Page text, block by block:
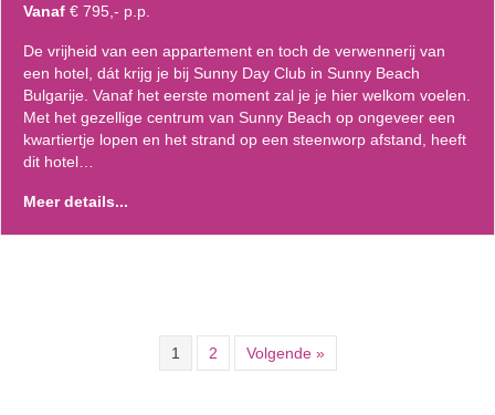
Vanaf € 795,- p.p.
De vrijheid van een appartement en toch de verwennerij van
een hotel, dát krijg je bij Sunny Day Club in Sunny Beach
Bulgarije. Vanaf het eerste moment zal je je hier welkom voelen.
Met het gezellige centrum van Sunny Beach op ongeveer een
kwartiertje lopen en het strand op een steenworp afstand, heeft
dit hotel…
Meer details...
1 2 Volgende »